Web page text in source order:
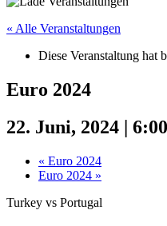
« Alle Veranstaltungen
Diese Veranstaltung hat
Euro 2024
22. Juni, 2024 |
« Euro 2024
Euro 2024 »
Turkey vs Portugal